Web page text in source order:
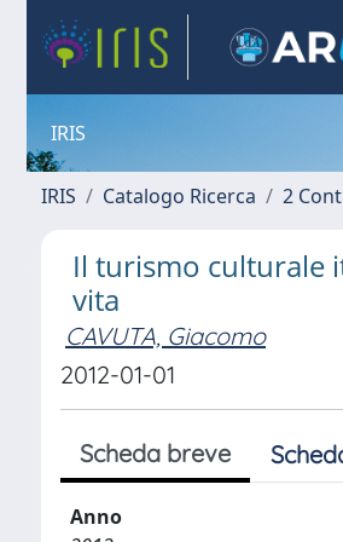
IRIS
IRIS Catalogo Ricerca 2
Il turismo culturale
vita
CAVUTA, Giacomo
2012-01-01
Scheda breve
Anno